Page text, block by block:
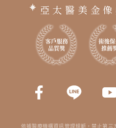
亞太醫美金
依據醫療機構資訊管理規範，禁止第三